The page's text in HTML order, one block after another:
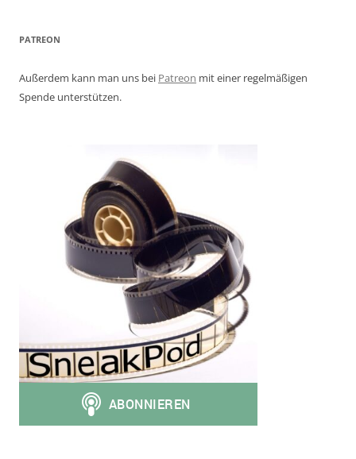
PATREON
Außerdem kann man uns bei Patreon mit einer regelmäßigen
Spende unterstützen.